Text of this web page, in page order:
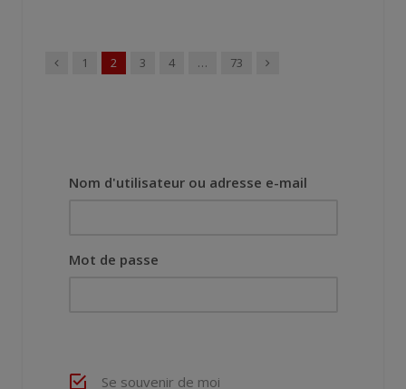
Précédent
1 2 3 4 … 73 Suivant
Nom d'utilisateur ou adresse e-mail
Mot de passe
Se souvenir de moi